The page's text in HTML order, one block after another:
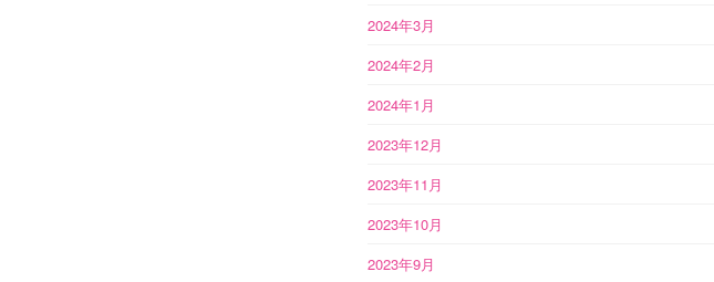
2024年3月
2024年2月
2024年1月
2023年12月
2023年11月
2023年10月
2023年9月